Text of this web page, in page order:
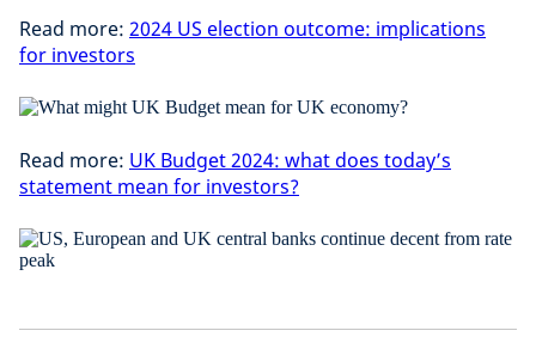
Read more: 2024 US election outcome: implications
for investors
Read more: UK Budget 2024: what does today’s
statement mean for investors?